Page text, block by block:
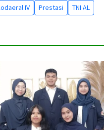
IV Prestasi TNI AL